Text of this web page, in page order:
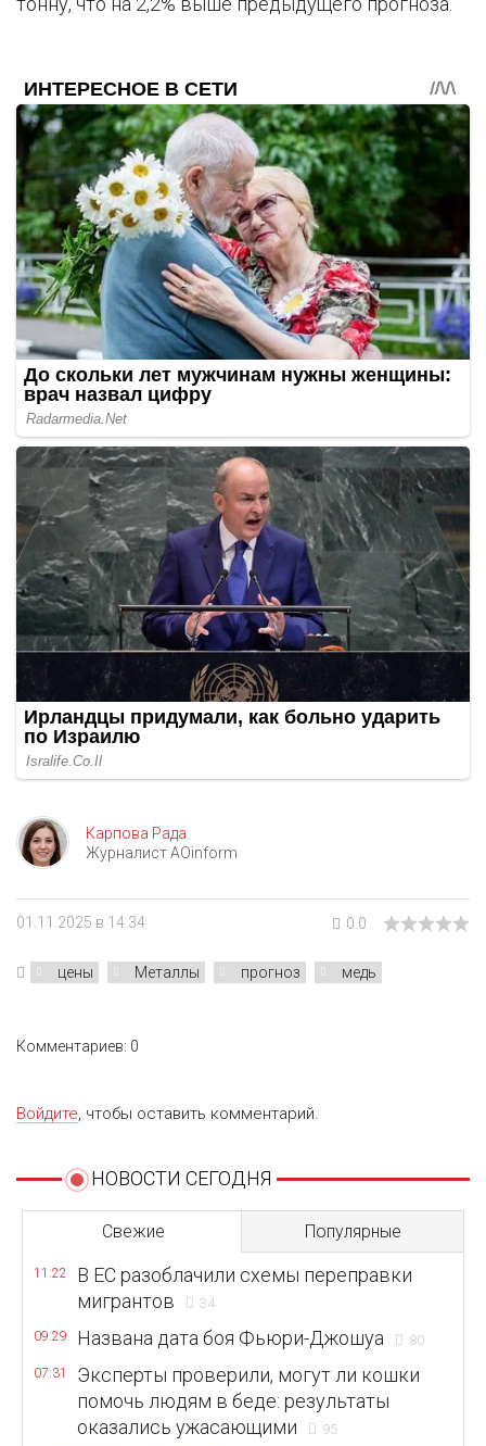
Карпова Рада
Журналист AOinform
01.11.2025 в 14:34 0.0
цены Металлы прогноз медь
Комментариев: 0
Войдите, чтобы оставить комментарий.
НОВОСТИ СЕГОДНЯ
Свежие Популярные
11:22
В ЕС разоблачили схемы переправки
мигрантов
34
09:29 Названа дата боя Фьюри-Джошуа 80
07:31
Эксперты проверили, могут ли кошки
помочь людям в беде: результаты
оказались ужасающими
95